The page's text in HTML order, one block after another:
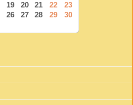
19 20 21 22
23
26 27 28 29
30